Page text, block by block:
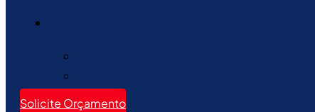
Solicite Orçamento